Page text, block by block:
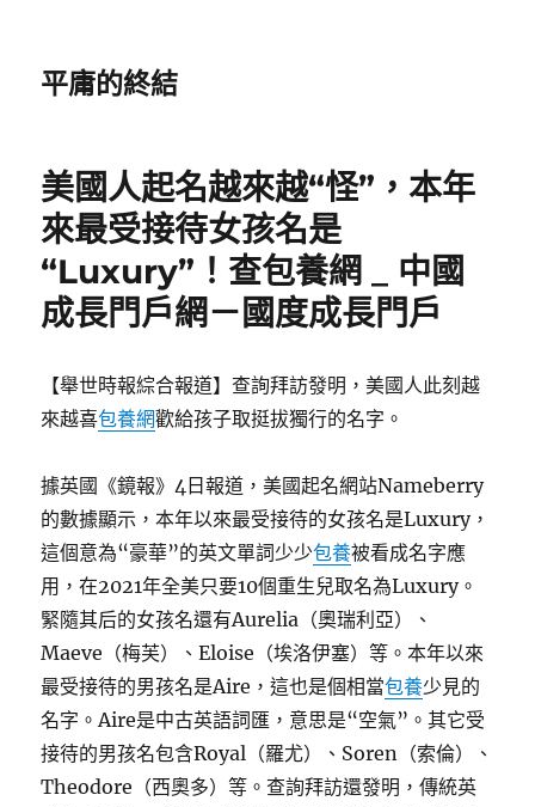
平庸的終結
美國人起名越來越“怪”，本年
來最受接待女孩名是
“Luxury”！查包養網 _ 中國
成長門戶網－國度成長門戶
【舉世時報綜合報道】查詢拜訪發明，美國人此刻越
來越喜包養網歡給孩子取挺拔獨行的名字。
據英國《鏡報》4日報道，美國起名網站Nameberry
的數據顯示，本年以來最受接待的女孩名是Luxury，
這個意為“豪華”的英文單詞少少包養被看成名字應
用，在2021年全美只要10個重生兒取名為Luxury。
緊隨其后的女孩名還有Aurelia（奧瑞利亞）、
Maeve（梅芙）、Eloise（埃洛伊塞）等。本年以來
最受接待的男孩名是Aire，這也是個相當包養少見的
名字。Aire是中古英語詞匯，意思是“空氣”。其它受
接待的男孩名包含Royal（羅尤）、Soren（索倫）、
Theodore（西奧多）等。查詢拜訪還發明，傳統英